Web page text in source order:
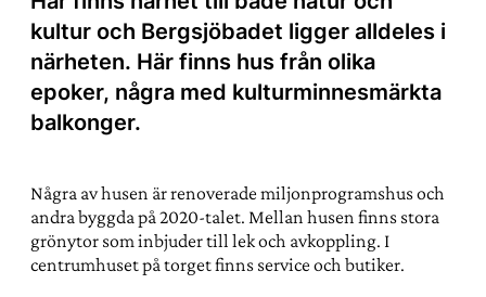
kultur och Bergsjöbadet ligger alldeles i
närheten. Här finns hus från olika
epoker, några med kulturminnesmärkta
balkonger.
Några av husen är renoverade miljonprogramshus och
andra byggda på 2020-talet. Mellan husen finns stora
grönytor som inbjuder till lek och avkoppling. I
centrumhuset på torget finns service och butiker.